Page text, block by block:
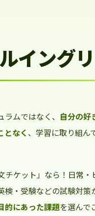
イング
ムではなく、 自分の好
となく 、学習に取り組ん
チケット」なら！日常・
検・受験などの試験対策
的にあった課題を選んで